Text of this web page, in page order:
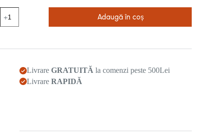
Femeile
remarcabile
Adaugă în coș
Livrare GRATUITĂ la comenzi peste 500Lei
Livrare RAPIDĂ